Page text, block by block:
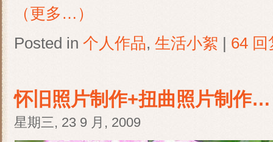
（更多…）
Posted in 个人作品, 生活小絮 | 64 回
怀旧照片制作+扭曲照片制作…
星期三, 23 9 月, 2009